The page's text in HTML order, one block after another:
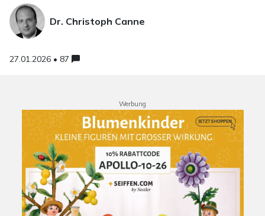
Dr. Christoph Canne
27.01.2026 • 87
Werbung